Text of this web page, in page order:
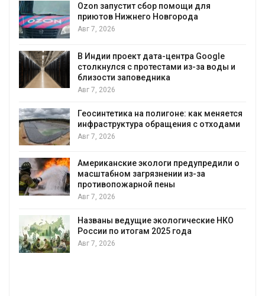
Ozon запустит сбор помощи для
приютов Нижнего Новгорода
Авг 7, 2026
В Индии проект дата-центра Google
столкнулся с протестами из-за воды и
близости заповедника
Авг 7, 2026
Геосинтетика на полигоне: как меняется
инфраструктура обращения с отходами
Авг 7, 2026
Американские экологи предупредили о
масштабном загрязнении из-за
противопожарной пены
Авг 7, 2026
Названы ведущие экологические НКО
России по итогам 2025 года
Авг 7, 2026